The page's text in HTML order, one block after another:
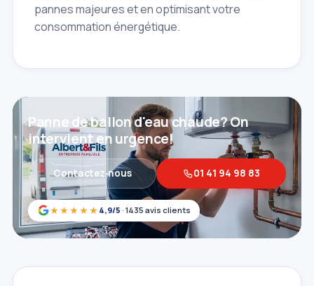
pannes majeures et en optimisant votre
consommation énergétique.
★★★★★ 4,9/5 · 1435 avis clients
Panne de ballon d'eau chaude? On
intervient en urgence!
Contactez‑nous 01 41 94 98 83